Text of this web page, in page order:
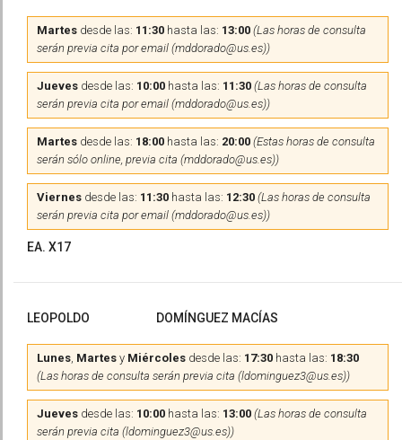
Martes desde las: 11:30 hasta las: 13:00 (Las horas de consulta
serán previa cita por email (mddorado@us.es))
Jueves desde las: 10:00 hasta las: 11:30 (Las horas de consulta
serán previa cita por email (mddorado@us.es))
Martes desde las: 18:00 hasta las: 20:00 (Estas horas de consulta
serán sólo online, previa cita (mddorado@us.es))
Viernes desde las: 11:30 hasta las: 12:30 (Las horas de consulta
serán previa cita por email (mddorado@us.es))
EA. X17
LEOPOLDO DOMÍNGUEZ MACÍAS
Lunes, Martes y Miércoles desde las: 17:30 hasta las: 18:30
(Las horas de consulta serán previa cita (ldominguez3@us.es))
Jueves desde las: 10:00 hasta las: 13:00 (Las horas de consulta
serán previa cita (ldominguez3@us.es))